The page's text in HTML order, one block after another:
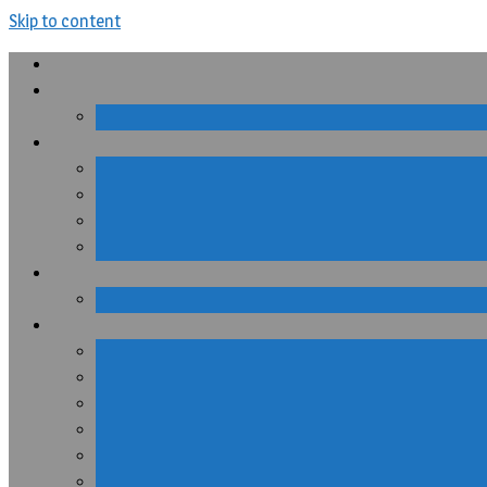
Skip to content